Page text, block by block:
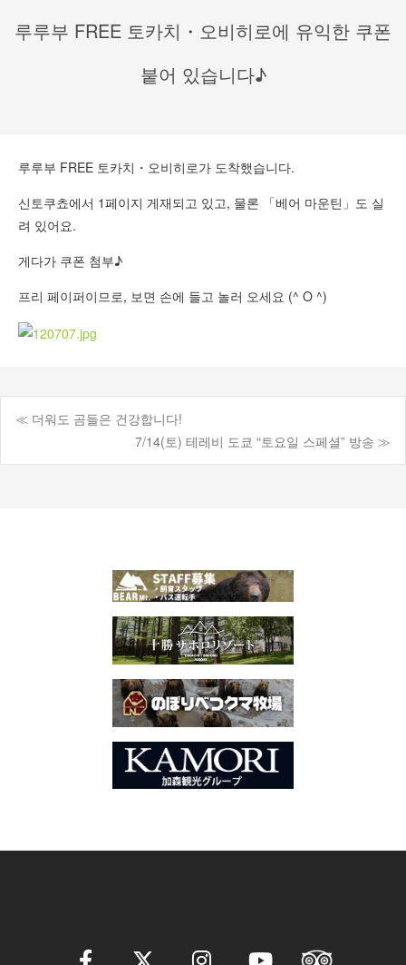
루루부 FREE 토카치・오비히로에 유익한 쿠폰
붙어 있습니다♪
루루부 FREE 토카치・오비히로가 도착했습니다.
신토쿠쵸에서 1페이지 게재되고 있고, 물론 「베어 마운틴」도 실
려 있어요.
게다가 쿠폰 첨부♪
프리 페이퍼이므로, 보면 손에 들고 놀러 오세요 (^ O ^)
게
≪ 더워도 곰들은 건강합니다!
7/14(토) 테레비 도쿄 “토요일 스페셜” 방송 ≫